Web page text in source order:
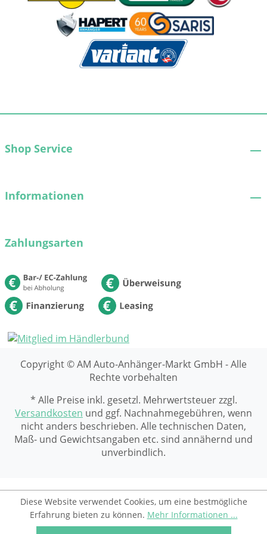
Shop Service
Informationen
Zahlungsarten
Copyright © AM Auto-Anhänger-Markt GmbH - Alle
Rechte vorbehalten
* Alle Preise inkl. gesetzl. Mehrwertsteuer zzgl.
Versandkosten und ggf. Nachnahmegebühren, wenn
nicht anders beschrieben. Alle technischen Daten,
Maß- und Gewichtsangaben etc. sind annähernd und
unverbindlich.
Diese Website verwendet Cookies, um eine bestmögliche
Erfahrung bieten zu können. Mehr Informationen ...